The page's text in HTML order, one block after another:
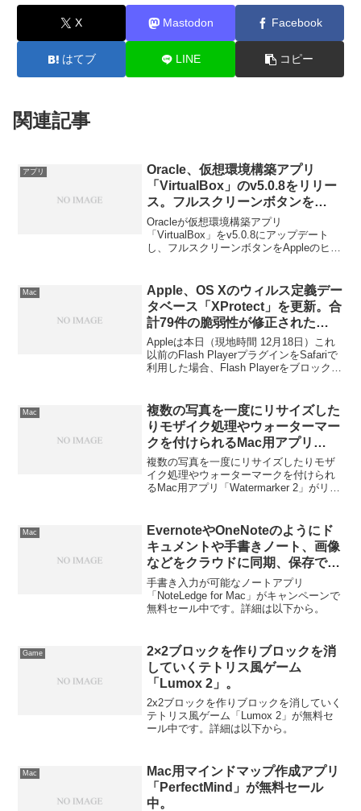
X Mastodon Facebook
はてブ LINE コピー
関連記事
アプリ
Oracle、仮想環境構築アプリ
「VirtualBox」のv5.0.8をリリー
ス。フルスクリーンボタンを
AppleのHIGに準拠。
Oracleが仮想環境構築アプリ
「VirtualBox」をv5.0.8にアップデート
し、フルスクリーンボタンをAppleのヒュ
Mac
Apple、OS Xのウィルス定義デー
タベース「XProtect」を更新。合
計79件の脆弱性が修正された
Adobe Flash Player v20より前
のSafariプラグインをブロック。
Appleは本日（現地時間 12月18日）これ
以前のFlash PlayerプラグインをSafariで
利用した場合、Flash Playerをブロックす
「OSX.InstallImitator.D」をXProtect.plist
へ追加しています。
Mac
複数の写真を一度にリサイズした
りモザイク処理やウォーターマー
クを付けられるMac用アプリ
「Watermarker 2」がリリース。
複数の写真を一度にリサイズしたりモザ
イク処理やウォーターマークを付けられ
るMac用アプリ「Watermarker 2」がリリ
Mac
EvernoteやOneNoteのようにド
キュメントや手書きノート、画像
などをクラウドに同期、保存でき
るノートアプリ「NoteLedge for
Mac」がキャンペーンで無料セー
ル中。
手書き入力が可能なノートアプリ
「NoteLedge for Mac」がキャンペーンで
無料セール中です。詳細は以下から。
Game
2×2ブロックを作りブロックを消
していくテトリス風ゲーム
「Lumox 2」。
2x2ブロックを作りブロックを消していく
テトリス風ゲーム「Lumox 2」が無料セ
ール中です。詳細は以下から。
Mac
Mac用マインドマップ作成アプリ
「PerfectMind」が無料セール
中。